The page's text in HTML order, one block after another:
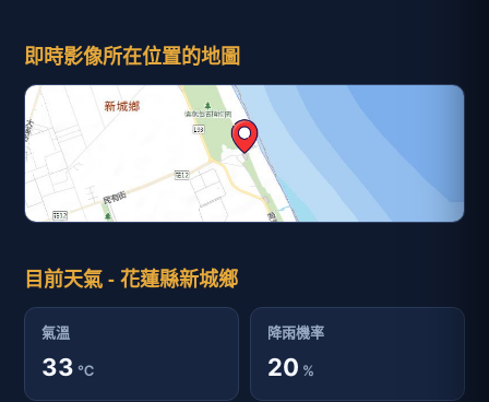
即時影像所在位置的地圖
目前天氣 - 花蓮縣新城鄉
氣溫
33 ℃
降雨機率
20 %